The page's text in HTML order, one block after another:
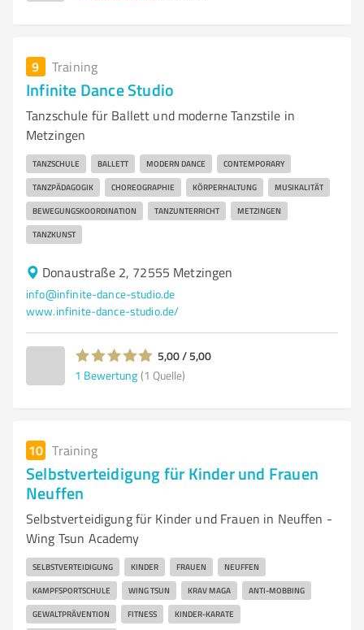
9 Training
Infinite Dance Studio
Tanzschule für Ballett und moderne Tanzstile in
Metzingen
TANZSCHULE BALLETT MODERN DANCE CONTEMPORARY
TANZPÄDAGOGIK CHOREOGRAPHIE KÖRPERHALTUNG MUSIKALITÄT
BEWEGUNGSKOORDINATION TANZUNTERRICHT METZINGEN
TANZKUNST
Donaustraße 2, 72555 Metzingen
info@infinite-dance-studio.de
www.infinite-dance-studio.de/
5,00 / 5,00
1 Bewertung (1 Quelle)
10 Training
Selbstverteidigung für Kinder und Frauen
Neuffen
Selbstverteidigung für Kinder und Frauen in Neuffen -
Wing Tsun Academy
SELBSTVERTEIDIGUNG KINDER FRAUEN NEUFFEN
KAMPFSPORTSCHULE WING TSUN KRAV MAGA ANTI-MOBBING
GEWALTPRÄVENTION FITNESS KINDER-KARATE